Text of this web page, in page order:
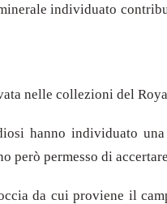
individuato
nelle collezioni del
hanno individuato
permesso di
da cui proviene il